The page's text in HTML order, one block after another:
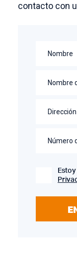
contacto con
Nombre
Nombre
Número